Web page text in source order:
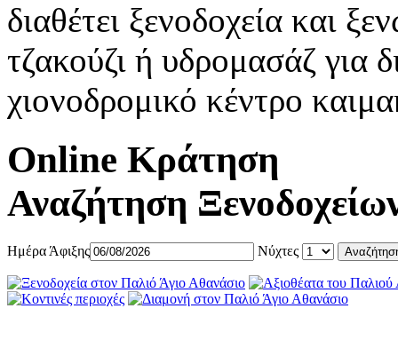
διαθέτει ξενοδοχεία και
τζακούζι ή υδρομασάζ για
χιονοδρομικό κέντρο
Online Κράτηση
Αναζήτηση
Ημέρα Άφιξης Νύχτες